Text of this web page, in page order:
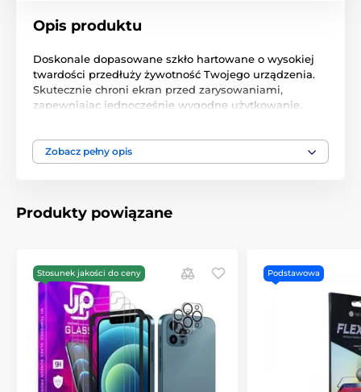
Opis produktu
Doskonale dopasowane szkło hartowane o wysokiej
twardości przedłuży żywotność Twojego urządzenia.
Skutecznie chroni ekran przed zarysowaniami,
zapewniając jednocześnie wygodne użytkowanie.
czemu idealnie przylega do ekranu i nie pozostawia
pęcherzyków powietrza.
zachowuje pełną funkcjonalność dotykową. Specjalna
powłoka dodatkowo redukuje ślady palców na
Właściwości:
Klej: na całej powierzchni
Grubość: 0,3 mm
Materiał: szkło hartowane
Poziom ochrony: doskonały dzięki procesowi
wycinania
Zobacz pełny opis
Produkty powiązane
Stosunek jakości do ceny Podstawowa